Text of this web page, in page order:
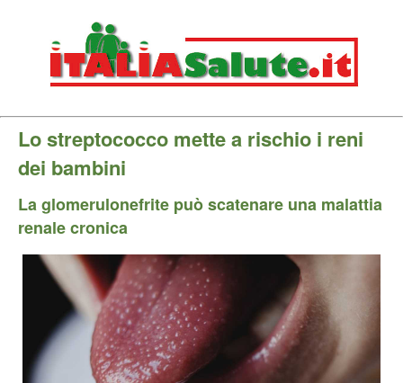
Lo streptococco mette a rischio i reni
dei bambini
La glomerulonefrite può scatenare una malattia
renale cronica